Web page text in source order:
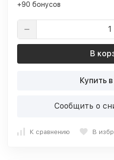
+90 бонусов
В
Купить
Сообщить о
К сравнению В